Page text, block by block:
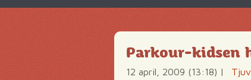
innehåll
Parkour-kidsen
12 april, 2009 (13:18) |